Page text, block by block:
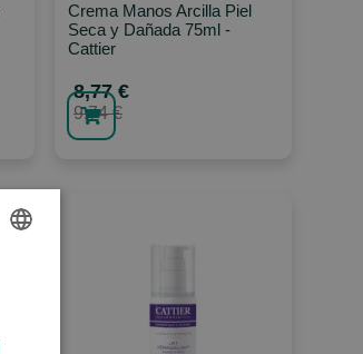
Crema Manos Arcilla Piel
Seca y Dañada 75ml -
Cattier
8,77 €
9,74 €